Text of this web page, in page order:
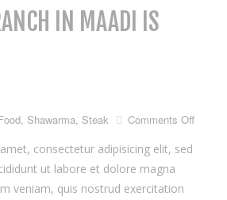
IN MAADI IS
, Shawarma, Steak Comments Offon
consectetur adipisicing elit, sed
ut labore et dolore magna
veniam, quis nostrud exercitation